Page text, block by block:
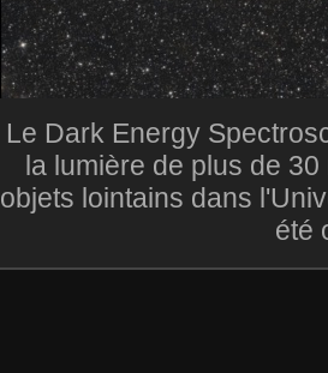
Le Dark Energy
la lumière de plus de
objets lointains dans
été